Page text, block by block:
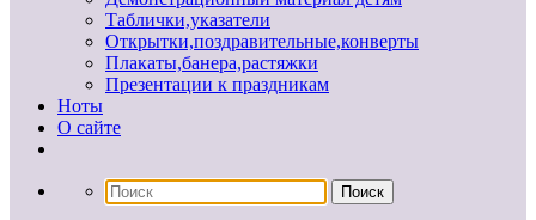
Таблички,указатели
Открытки,поздравительные,конверты
Плакаты,банера,растяжки
Презентации к праздникам
Ноты
О сайте